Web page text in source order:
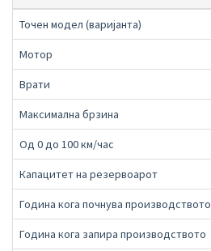
Точен модел (варијанта)
Мотор
Врати
Максимална брзина
Од 0 до 100 км/час
Капацитет на резервоарот
Година кога почнува производството
Година кога запира производството